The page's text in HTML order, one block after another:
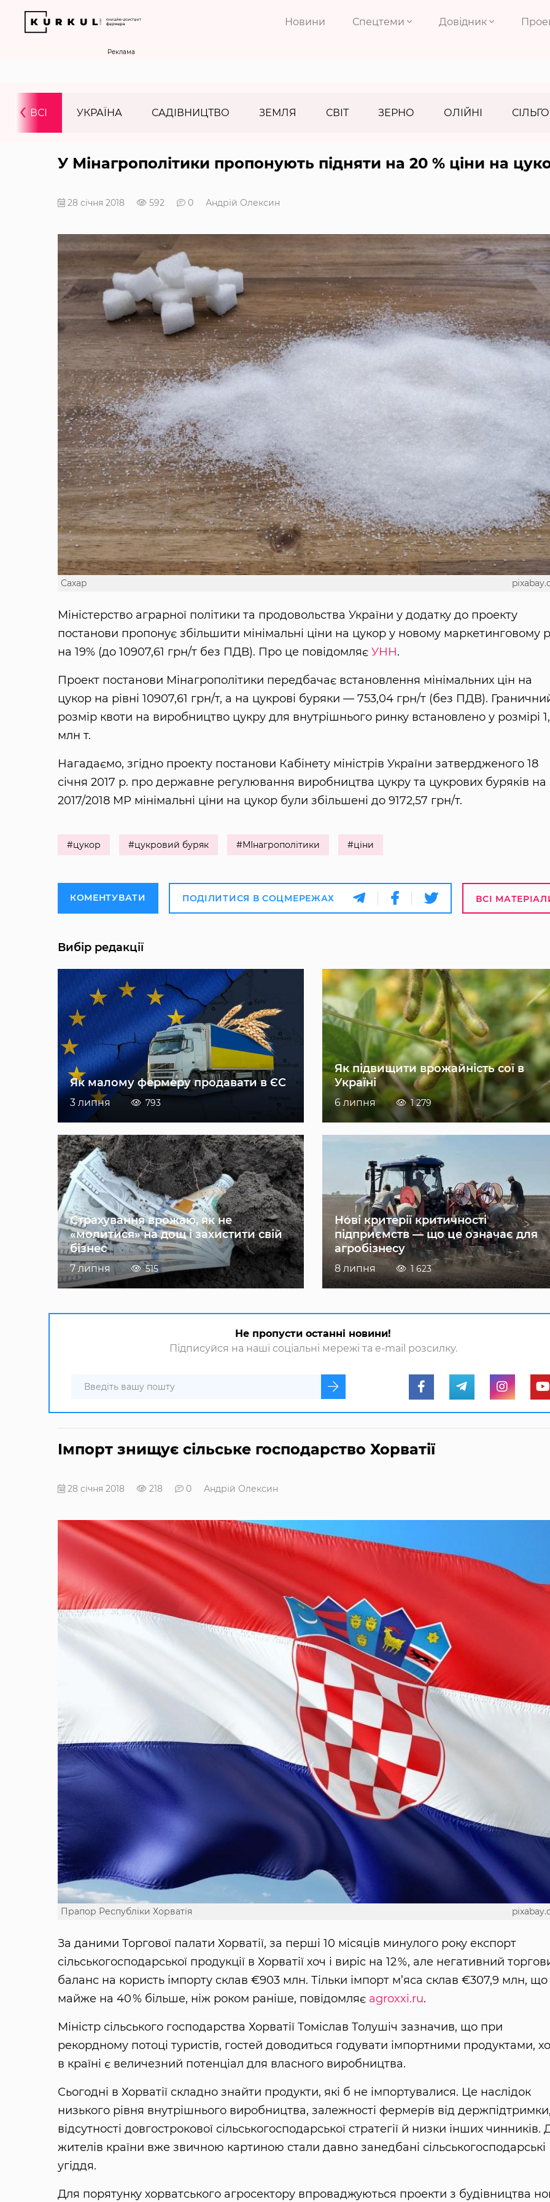
Новини Спецтеми Довідник
Реклама
ВСІ УКРАЇНА САДІВНИЦТВО ЗЕМЛЯ СВІТ ЗЕРНО ОЛІЙНІ
‹
У Мінагрополітики пропонують підняти на 20 % ціни на
28 січня 2018 592 0 Андрій Олексин
Сахар
Міністерство аграрної політики та продовольства України у додатку до проекту
постанови пропонує збільшити мінімальні ціни на цукор у новому маркетинговому
на 19% (до 10907,61 грн/т без ПДВ). Про це повідомляє УНН.
Проект постанови Мінагрополітики передбачає встановлення мінімальних цін на
цукор на рівні 10907,61 грн/т, а на цукрові буряки — 753,04 грн/т (без ПДВ).
розмір квоти на виробництво цукру для внутрішнього ринку встановлено у розмірі
млн т.
Нагадаємо, згідно проекту постанови Кабінету міністрів України затвердженого 18
січня 2017 р. про державне регулювання виробництва цукру та цукрових буряків на
2017/2018 МР мінімальні ціни на цукор були збільшені до 9172,57 грн/т.
#цукор #цукровий буряк #МІнагрополітики #ціни
КОМЕНТУВАТИ ПОДІЛИТИСЯ В СОЦМЕРЕЖАХ ВСІ
Вибір редакції
Як малому фермеру продавати в ЄС
3 липня 793
Як підвищити врожайність сої в
Україні
6 липня 1 279
Страхування врожаю, як не
«молитися» на дощ і захистити свій
бізнес
7 липня 515
Нові критерії критичності
підприємств — що це означає для
агробізнесу
8 липня 1 623
Не пропусти останні новини!
Підписуйся на наші соціальні мережі та e-mail розсилку.
Імпорт знищує сільське господарство Хорватії
28 січня 2018 218 0 Андрій Олексин
Прапор Республіки Хорватія
За даними Торгової палати Хорватії, за перші 10 місяців минулого року експорт
сільськогосподарської продукції в Хорватії хоч і виріс на 12 %, але негативний
баланс на користь імпорту склав €903 млн. Тільки імпорт м’яса склав €307,9 млн, що
майже на 40 % більше, ніж роком раніше, повідомляє agroxxi.ru.
Міністр сільського господарства Хорватії Томіслав Толушіч зазначив, що при
рекордному потоці туристів, гостей доводиться годувати імпортними продуктами,
в країні є величезний потенціал для власного виробництва.
Сьогодні в Хорватії складно знайти продукти, які б не імпортувалися. Це наслідок
низького рівня внутрішнього виробництва, залежності фермерів від
відсутності довгострокової сільськогосподарської стратегії й низки інших чинників.
жителів країни вже звичною картиною стали давно занедбані сільськогосподарські
угіддя.
Для порятунку хорватського агросектору впроваджуються проекти з будівництва